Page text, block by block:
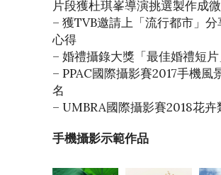
片段獲杜琪峯導演挑選製作成
– 獲TVB邀請上「流行都市」分
心得
– 婚禮攝錄大獎「最佳婚禮短
– PPAC國際攝影賽2017手機風
名
– UMBRA國際攝影賽2018花卉
手機攝影示範作品